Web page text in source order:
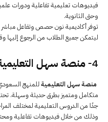
فيديوهات تعليمية تفاعلية ودورات
وحتى الثانوية.
توفر أكاديمية نون حصص وتفاعل
ليتمكن جميع الطلاب من الرجوع إليها
4- منصة سهل
منصة سهل التعليمية للمنهج
متكامل ومتميز بطرق حديثة وسهلة.
جدًا من الدروس التعليمية لمختلف
وذلك من خلال فيديوهات تفاعلية